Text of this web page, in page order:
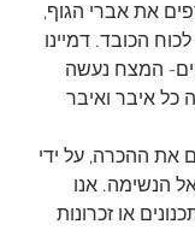
את אברי הגוף,
הכובד. דמיינו
המצח נעשה
כל איבר ואיבר
את ההכרה, על ידי
הנשימה. אנו
או זכרונות